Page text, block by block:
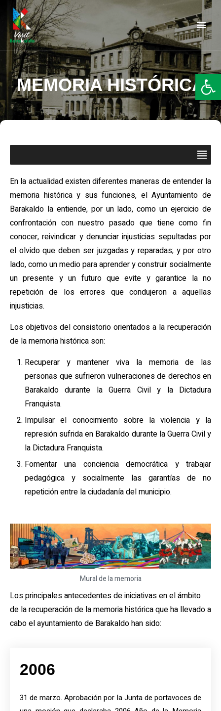
VISIT BARAKALDO
Barakaldo Turismo
MEMORIA HISTÓRICA
En la actualidad existen diferentes maneras de entender la
memoria histórica y sus funciones, el Ayuntamiento de
Barakaldo la entiende, por un lado, como un ejercicio de
confrontación con nuestro pasado que tiene como fin
conocer, reivindicar y denunciar injusticias sepultadas por
el olvido que deben ser juzgadas y reparadas; y por otro
lado, como un medio para aprender y construir socialmente
un presente y un futuro que evite y garantice la no
repetición de los errores que condujeron a aquellas
injusticias.
Los objetivos del consistorio orientados a la recuperación
de la memoria histórica son:
Recuperar y mantener viva la memoria de las
personas que sufrieron vulneraciones de derechos en
Barakaldo durante la Guerra Civil y la Dictadura
Franquista.
Impulsar el conocimiento sobre la violencia y la
represión sufrida en Barakaldo durante la Guerra Civil y
la Dictadura Franquista.
Fomentar una conciencia democrática y trabajar
pedagógica y socialmente las garantías de no
repetición entre la ciudadanía del municipio.
Mural de la memoria
Los principales antecedentes de iniciativas en el ámbito
de la recuperación de la memoria histórica que ha llevado a
cabo el ayuntamiento de Barakaldo han sido:​
2006
31 de marzo. Aprobación por la Junta de portavoces de